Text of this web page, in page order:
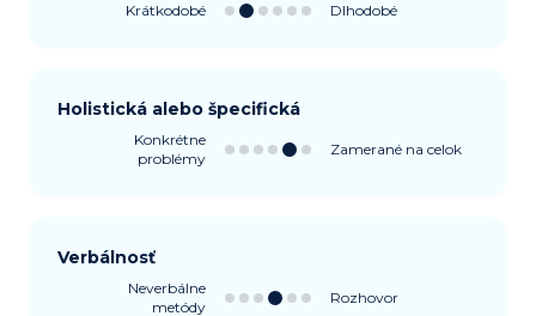
Krátkodobé Dlhodobé
Holistická alebo špecifická
Konkrétne
problémy
Zamerané na celok
Verbálnosť
Neverbálne
metódy
Rozhovor